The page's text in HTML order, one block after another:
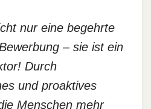
nur eine begehrte
– sie ist ein
Durch
und proaktives
Menschen mehr